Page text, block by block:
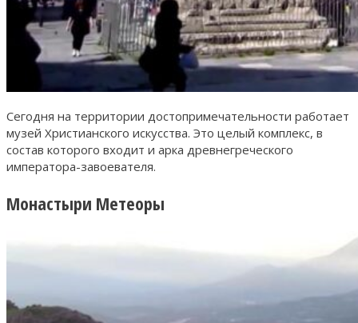
Сегодня на территории достопримечательности работает
музей Христианского искусства. Это целый комплекс, в
состав которого входит и арка древнегреческого
императора-завоевателя.
Монастыри Метеоры